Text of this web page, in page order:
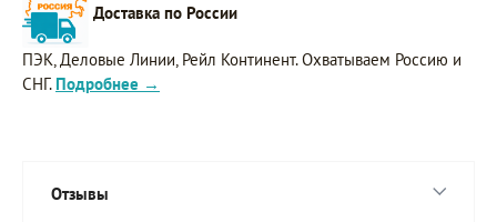
Доставка по России
ПЭК, Деловые Линии, Рейл Континент. Охватываем Россию и
СНГ. Подробнее →
Отзывы